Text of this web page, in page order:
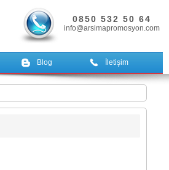
0850 532 50 64
info@arsimapromosyon.com
Blog İletişim